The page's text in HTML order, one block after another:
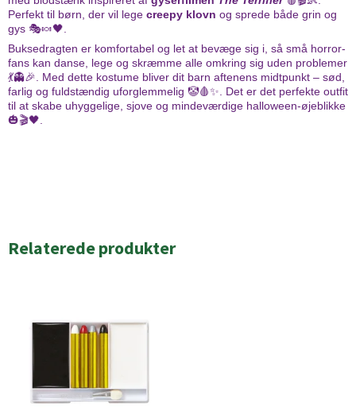
Perfekt til børn, der vil lege creepy klovn og sprede både grin og
gys 🎭🍬🖤.
Buksedragten er komfortabel og let at bevæge sig i, så små horror-
fans kan danse, lege og skræmme alle omkring sig uden problemer
💃👻🎉. Med dette kostume bliver dit barn aftenens midtpunkt – sød,
farlig og fuldstændig uforglemmelig 🤡🩸✨. Det er det perfekte outfit
til at skabe uhyggelige, sjove og mindeværdige halloween-øjeblikke
🎃🎬🖤.
Relaterede produkter